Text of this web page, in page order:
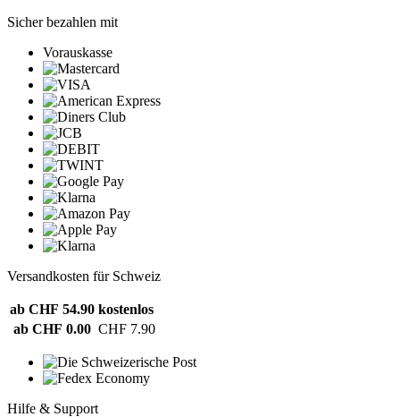
Sicher bezahlen mit
Vorauskasse
Versandkosten für Schweiz
ab CHF 54.90 kostenlos
ab CHF 0.00 CHF 7.90
Hilfe & Support